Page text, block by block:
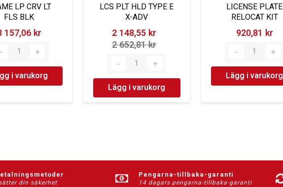
LP CRV LT
FLS BLK
157,06 kr‎
i varukorg
LCS PLT HLD TYPE E
X-ADV
2 148,55 kr‎
2 652,81 kr‎
Lägg i varukorg
LICENSE PLATE
RELOCAT KIT
920,81 kr‎
Lägg i varukorg
din säkerhet
Pengarna-tillbaka-garanti
14 dagars pengarna-tillbaka-garanti